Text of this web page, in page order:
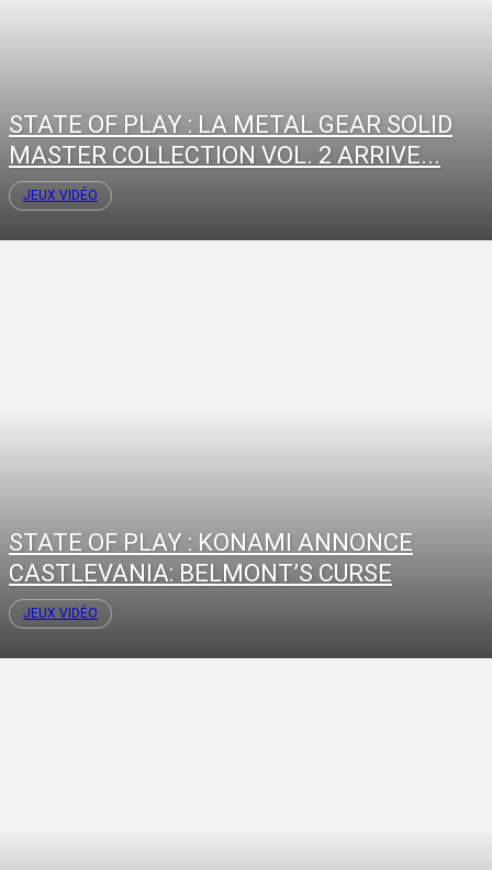
STATE OF PLAY : LA METAL GEAR SOLID
MASTER COLLECTION VOL. 2 ARRIVE...
JEUX VIDÉO
STATE OF PLAY : KONAMI ANNONCE
CASTLEVANIA: BELMONT’S CURSE
JEUX VIDÉO